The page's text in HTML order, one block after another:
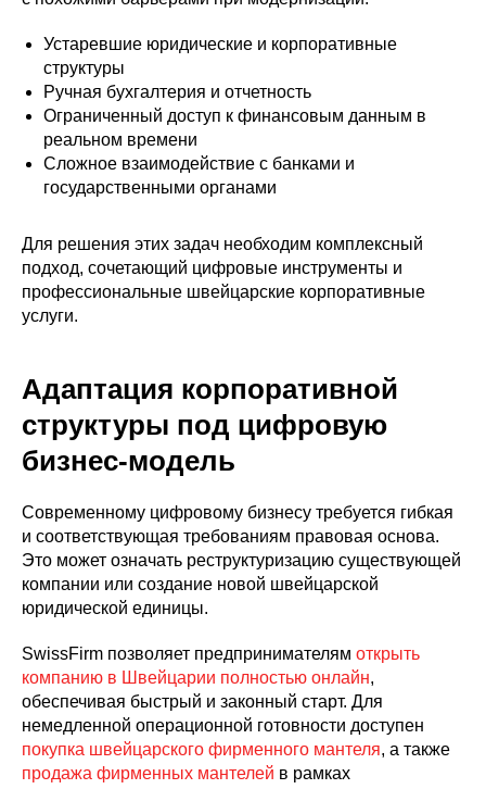
Устаревшие юридические и корпоративные
структуры
Ручная бухгалтерия и отчетность
Ограниченный доступ к финансовым данным в
реальном времени
Сложное взаимодействие с банками и
государственными органами
Для решения этих задач необходим комплексный
подход, сочетающий цифровые инструменты и
профессиональные швейцарские корпоративные
услуги.
Адаптация корпоративной
структуры под цифровую
бизнес-модель
Современному цифровому бизнесу требуется гибкая
и соответствующая требованиям правовая основа.
Это может означать реструктуризацию существующей
компании или создание новой швейцарской
юридической единицы.
SwissFirm позволяет предпринимателям открыть
компанию в Швейцарии полностью онлайн,
обеспечивая быстрый и законный старт. Для
немедленной операционной готовности доступен
покупка швейцарского фирменного мантеля, а также
продажа фирменных мантелей в рамках